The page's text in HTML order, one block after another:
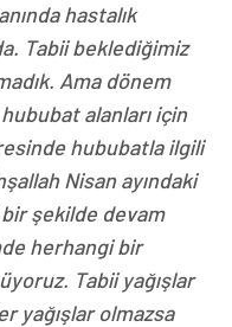
hastalık
Tabii beklediğimiz
Ama dönem
alanları için
hububatla ilgili
Nisan ayındaki
şekilde devam
herhangi bir
Tabii yağışlar
yağışlar olmazsa